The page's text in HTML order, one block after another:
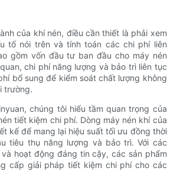
của khí nén, điều cần thiết là phải xem
tố nói trên và tính toán các chi phí liên
gồm vốn đầu tư ban đầu cho máy nén
chi phí năng lượng và bảo trì liên tục
bổ sung để kiểm soát chất lượng không
trường.
chúng tôi hiểu tầm quan trọng của
tiết kiệm chi phí. Dòng máy nén khí của
kế để mang lại hiệu suất tối ưu đồng thời
tiêu thụ năng lượng và bảo trì. Với các
hoạt động đáng tin cậy, các sản phẩm
cấp giải pháp tiết kiệm chi phí cho các